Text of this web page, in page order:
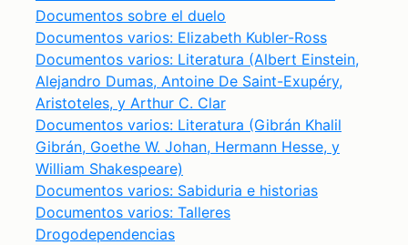
Documentos sobre el duelo
Documentos varios: Elizabeth Kubler-Ross
Documentos varios: Literatura (Albert Einstein,
Alejandro Dumas, Antoine De Saint-Exupéry,
Aristoteles, y Arthur C. Clar
Documentos varios: Literatura (Gibrán Khalil
Gibrán, Goethe W. Johan, Hermann Hesse, y
William Shakespeare)
Documentos varios: Sabiduria e historias
Documentos varios: Talleres
Drogodependencias